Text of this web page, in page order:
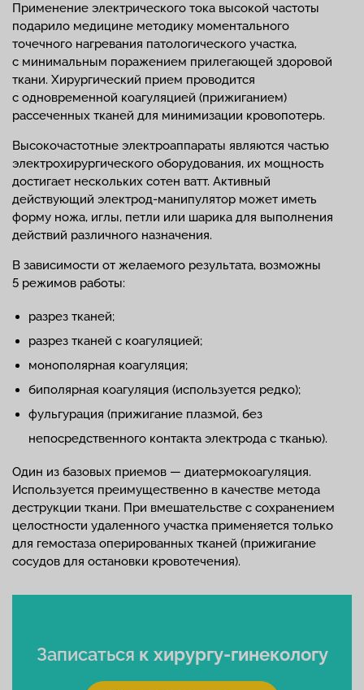
Применение электрического тока высокой частоты
подарило медицине методику моментального
точечного нагревания патологического участка,
с минимальным поражением прилегающей здоровой
ткани. Хирургический прием проводится
с одновременной коагуляцией (прижиганием)
рассеченных тканей для минимизации кровопотерь.
Высокочастотные электроаппараты являются частью
электрохирургического оборудования, их мощность
достигает нескольких сотен ватт. Активный
действующий электрод-манипулятор может иметь
форму ножа, иглы, петли или шарика для выполнения
действий различного назначения.
В зависимости от желаемого результата, возможны
5 режимов работы:
разрез тканей;
разрез тканей с коагуляцией;
монополярная коагуляция;
биполярная коагуляция (используется редко);
фульгурация (прижигание плазмой, без
непосредственного контакта электрода с тканью).
Один из базовых приемов — диатермокоагуляция.
Используется преимущественно в качестве метода
деструкции ткани. При вмешательстве с сохранением
целостности удаленного участка применяется только
для гемостаза оперированных тканей (прижигание
сосудов для остановки кровотечения).
Записаться к хирургу-гинекологу